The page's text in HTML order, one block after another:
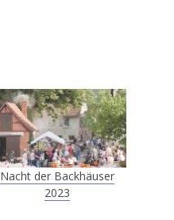
Nacht der Backhäuser
2023